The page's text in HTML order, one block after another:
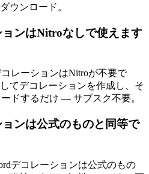
ウンロード。
ンはNitroなしで使えます
レーションはNitroが不要で
てデコレーションを作成し、そ
ドするだけ — サブスク不要。
ンは公式のものと同等で
デコレーションは公式のもの